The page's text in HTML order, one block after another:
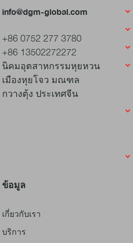
info@dgm-global.com
+86 0752 277 3780
+86 13502272272
นิคมอุตสาหกรรมหุยหวน
เมืองหุยโจว มณฑล
กวางตุ้ง ประเทศจีน
ข้อมูล
เกี่ยวกับเรา
บริการ